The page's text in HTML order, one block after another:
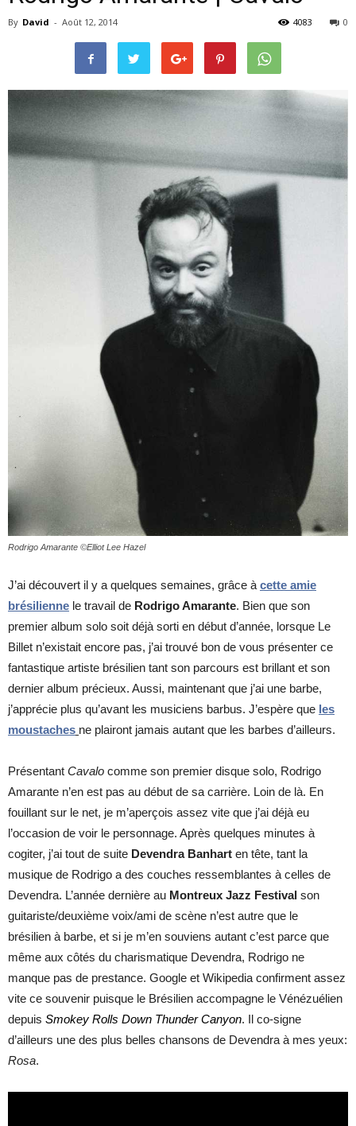
–
culturel
–
musique
By David - Août 12, 2014 0
4083
Rodrigo Amarante ©Elliot Lee Hazel
J’ai découvert il y a quelques semaines, grâce à cette amie
brésilienne le travail de Rodrigo Amarante. Bien que son
premier album solo soit déjà sorti en début d’année, lorsque Le
Billet n’existait encore pas, j’ai trouvé bon de vous présenter ce
fantastique artiste brésilien tant son parcours est brillant et son
dernier album précieux. Aussi, maintenant que j’ai une barbe,
j’apprécie plus qu’avant les musiciens barbus. J’espère que les
moustaches ne plairont jamais autant que les barbes d’ailleurs.
Présentant Cavalo comme son premier disque solo, Rodrigo
Amarante n’en est pas au début de sa carrière. Loin de là. En
fouillant sur le net, je m’aperçois assez vite que j’ai déjà eu
l’occasion de voir le personnage. Après quelques minutes à
cogiter, j’ai tout de suite Devendra Banhart en tête, tant la
musique de Rodrigo a des couches ressemblantes à celles de
Devendra. L’année dernière au Montreux Jazz Festival son
guitariste/deuxième voix/ami de scène n’est autre que le
brésilien à barbe, et si je m’en souviens autant c’est parce que
même aux côtés du charismatique Devendra, Rodrigo ne
manque pas de prestance. Google et Wikipedia confirment assez
vite ce souvenir puisque le Brésilien accompagne le Vénézuélien
depuis Smokey Rolls Down Thunder Canyon. Il co-signe
d’ailleurs une des plus belles chansons de Devendra à mes yeux:
Rosa.